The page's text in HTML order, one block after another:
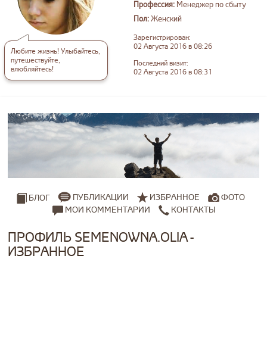
Любите жизнь! Улыбайтесь,
путешествуйте,
влюбляйтесь!
Профессия: Менеджер по сбыту
Пол:Женский
Зарегистрирован:
02 Августа 2016 в 08:26
Последний визит:
02 Августа 2016 в 08:31
БЛОГ ПУБЛИКАЦИИ ИЗБРАННОЕ
ФОТО
МОИ КОММЕНТАРИИ
КОНТАКТЫ
ПРОФИЛЬ SEMENOWNA.OLIA -
ИЗБРАННОЕ